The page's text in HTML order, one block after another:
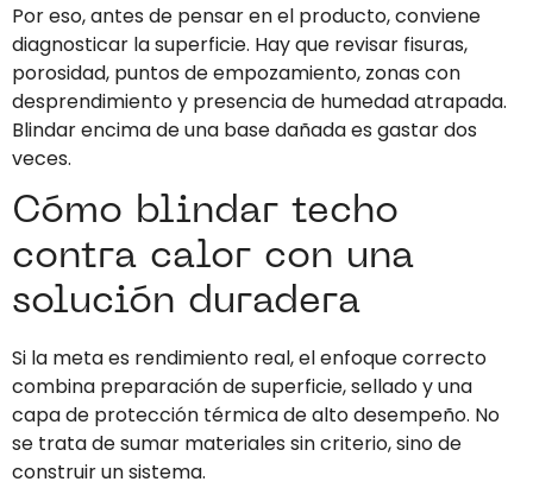
Por eso, antes de pensar en el producto, conviene
diagnosticar la superficie. Hay que revisar fisuras,
porosidad, puntos de empozamiento, zonas con
desprendimiento y presencia de humedad atrapada.
Blindar encima de una base dañada es gastar dos
veces.
Cómo blindar techo
contra calor con una
solución duradera
Si la meta es rendimiento real, el enfoque correcto
combina preparación de superficie, sellado y una
capa de protección térmica de alto desempeño. No
se trata de sumar materiales sin criterio, sino de
construir un sistema.